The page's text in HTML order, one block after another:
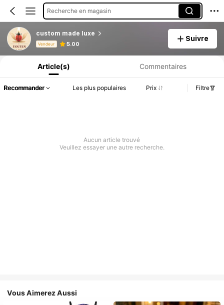
Recherche en magasin
custom made luxe
Vendeur 5.00
Suivre
Informations produit : Divulgation des prix, détails sur les ventes et le stock.
Article(s) Commentaires
Recommander Les plus populaires Prix Filtre
Aucun article trouvé
Veuillez essayer une autre recherche.
Vous Aimerez Aussi